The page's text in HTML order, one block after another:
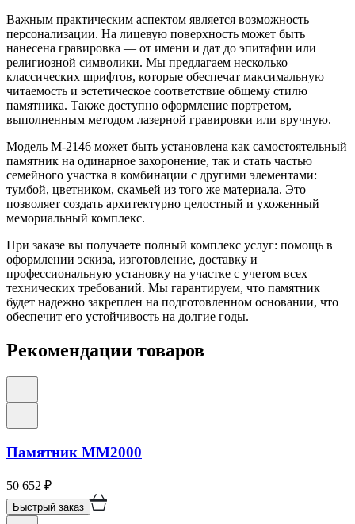
Важным практическим аспектом является возможность
персонализации. На лицевую поверхность может быть
нанесена гравировка — от имени и дат до эпитафии или
религиозной символики. Мы предлагаем несколько
классических шрифтов, которые обеспечат максимальную
читаемость и эстетическое соответствие общему стилю
памятника. Также доступно оформление портретом,
выполненным методом лазерной гравировки или вручную.
Модель М-2146 может быть установлена как самостоятельный
памятник на одинарное захоронение, так и стать частью
семейного участка в комбинации с другими элементами:
тумбой, цветником, скамьей из того же материала. Это
позволяет создать архитектурно целостный и ухоженный
мемориальный комплекс.
При заказе вы получаете полный комплекс услуг: помощь в
оформлении эскиза, изготовление, доставку и
профессиональную установку на участке с учетом всех
технических требований. Мы гарантируем, что памятник
будет надежно закреплен на подготовленном основании, что
обеспечит его устойчивость на долгие годы.
Рекомендации товаров
Памятник ММ2000
50 652 ₽
Быстрый заказ